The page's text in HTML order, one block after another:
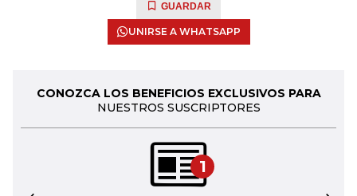
GUARDAR
UNIRSE A WHATSAPP
CONOZCA LOS BENEFICIOS EXCLUSIVOS PARA
NUESTROS SUSCRIPTORES
1